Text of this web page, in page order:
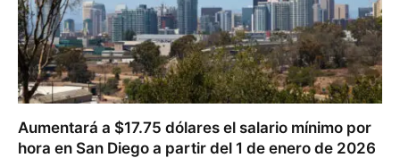
Aumentará a $17.75 dólares el salario mínimo por
hora en San Diego a partir del 1 de enero de 2026